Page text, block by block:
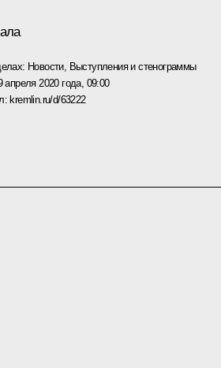
Новости, Выступления и стенограммы
апреля 2020 года, 09:00
kremlin.ru/d/63222